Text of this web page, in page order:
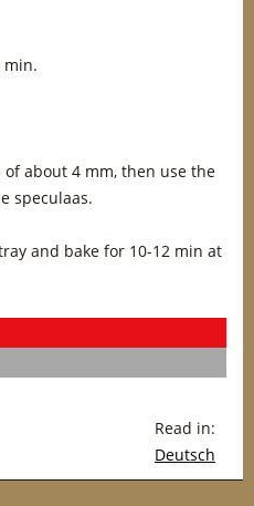
min.
about 4 mm, then use the
speculaas.
and bake for 10-12 min at
Read in:
Deutsch